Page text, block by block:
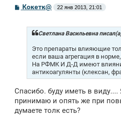
С
о
Кокетк@ 22 янв 2013, 21:01
Светлана Васильевна
Это препараты влияющие
если ваша агрегация в
На РФМК И Д-Д имеют
антикоагулянты (клексан,
Спасибо. буду иметь в
принимаю и опять же при
думаете толк есть?